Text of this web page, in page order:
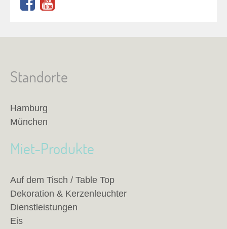
Standorte
Hamburg
München
Miet-Produkte
Auf dem Tisch / Table Top
Dekoration & Kerzenleuchter
Dienstleistungen
Eis